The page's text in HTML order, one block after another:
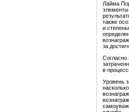
Лайма
элементы
также
и
за
Согласно
в
Уровень